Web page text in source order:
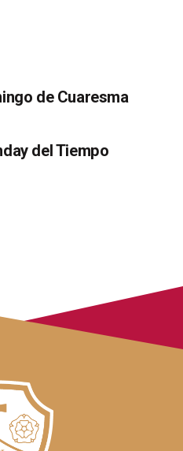
del Tiempo
de Cuaresma